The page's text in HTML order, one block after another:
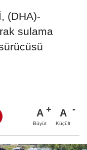
(DHA)-
sulama
A
Büyüt
A
Küçült